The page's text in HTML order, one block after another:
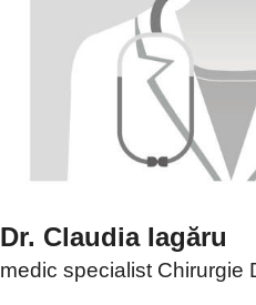
Dr. Claudia Iagăru
medic specialist Chirurgie